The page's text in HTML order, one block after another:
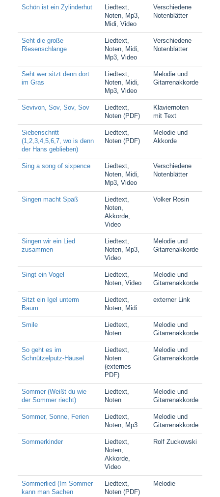
Schön ist ein Zylinderhut
Liedtext,
Noten, Mp3,
Midi, Video
Verschiedene
Notenblätter
Seht die große
Riesenschlange
Liedtext,
Noten, Midi,
Mp3, Video
Verschiedene
Notenblätter
Seht wer sitzt denn dort
im Gras
Liedtext,
Noten, Midi,
Mp3, Video
Melodie und
Gitarrenakkorde
Sevivon, Sov, Sov, Sov
Liedtext,
Noten (PDF)
Klaviernoten
mit Text
Siebenschritt
(1,2,3,4,5,6,7, wo is denn
der Hans geblieben)
Liedtext,
Noten (PDF)
Melodie und
Akkorde
Sing a song of sixpence
Liedtext,
Noten, Midi,
Mp3, Video
Verschiedene
Notenblätter
Singen macht Spaß
Liedtext,
Noten,
Akkorde,
Video
Volker Rosin
Singen wir ein Lied
zusammen
Liedtext,
Noten, Mp3,
Video
Melodie und
Gitarrenakkorde
Singt ein Vogel
Liedtext,
Noten, Video
Melodie und
Gitarrenakkorde
Sitzt ein Igel unterm
Baum
Liedtext,
Noten, Midi
externer Link
Smile
Liedtext,
Noten
Melodie und
Gitarrenakkorde
So geht es im
Schnützelputz-Häusel
Liedtext,
Noten
(externes
PDF)
Melodie und
Gitarrenakkorde
Sommer (Weißt du wie
der Sommer riecht)
Liedtext,
Noten
Melodie und
Gitarrenakkorde
Sommer, Sonne, Ferien
Liedtext,
Noten, Mp3
Melodie und
Gitarrenakkorde
Sommerkinder
Liedtext,
Noten,
Akkorde,
Video
Rolf Zuckowski
Sommerlied (Im Sommer
kann man Sachen
Liedtext,
Noten (PDF)
Melodie